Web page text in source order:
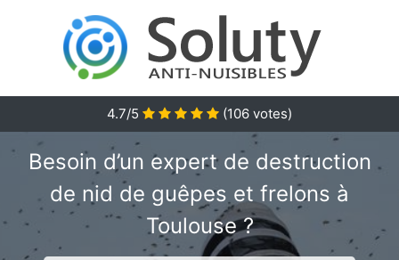
4.7/5 (106 votes)
Besoin d’un expert de destruction
de nid de guêpes et frelons à
Toulouse ?